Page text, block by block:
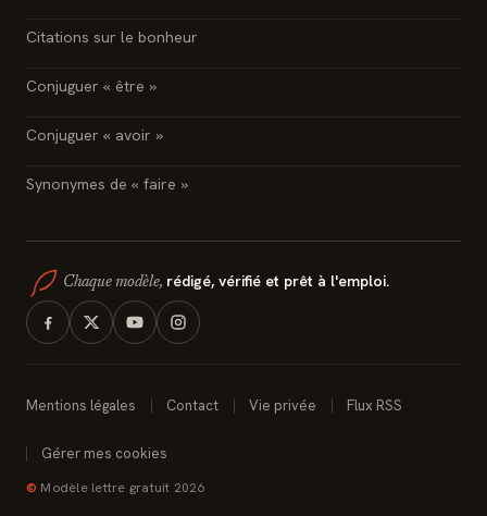
Citations sur le bonheur
Conjuguer « être »
Conjuguer « avoir »
Synonymes de « faire »
Chaque modèle, rédigé, vérifié et prêt à l'emploi.
Mentions légales Contact Vie privée Flux RSS
Gérer mes cookies
© Modèle lettre gratuit 2026